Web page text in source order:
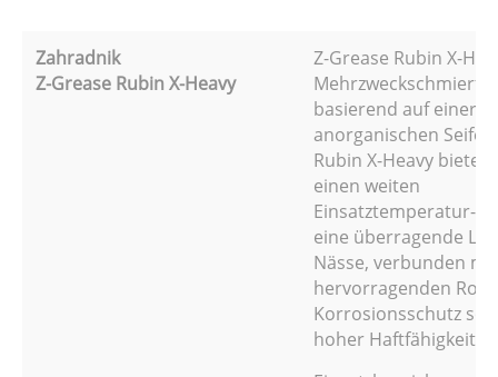
Zahradnik
Z-Grease Rubin X-Heavy
Z-Grease Rubin X-
basierend auf einer
anorganischen Seife.
Rubin X-Heavy bietet
einen weiten
Einsatztemperatur-
eine überragende
Nässe, verbunden
hervorragenden
Korrosionsschutz
hoher Haftfähigkeit.